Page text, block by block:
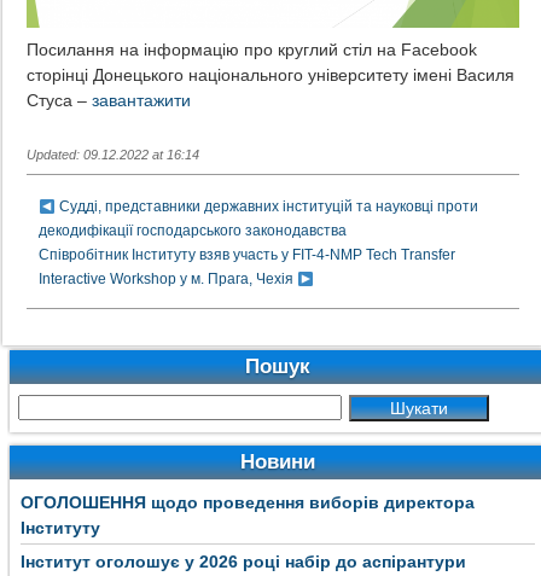
Посилання на інформацію про круглий стіл на Facebook
сторінці Донецького національного університету імені Василя
Стуса – завантажити
Updated: 09.12.2022 at 16:14
Судді, представники державних інституцій та науковці проти
декодифікації господарського законодавства
Співробітник Інституту взяв участь у FIT-4-NMP Tech Transfer
Interactive Workshop у м. Прага, Чехія
Пошук
Новини
ОГОЛОШЕННЯ щодо проведення виборів директора
Інституту
Інститут оголошує у 2026 році набір до аспірантури